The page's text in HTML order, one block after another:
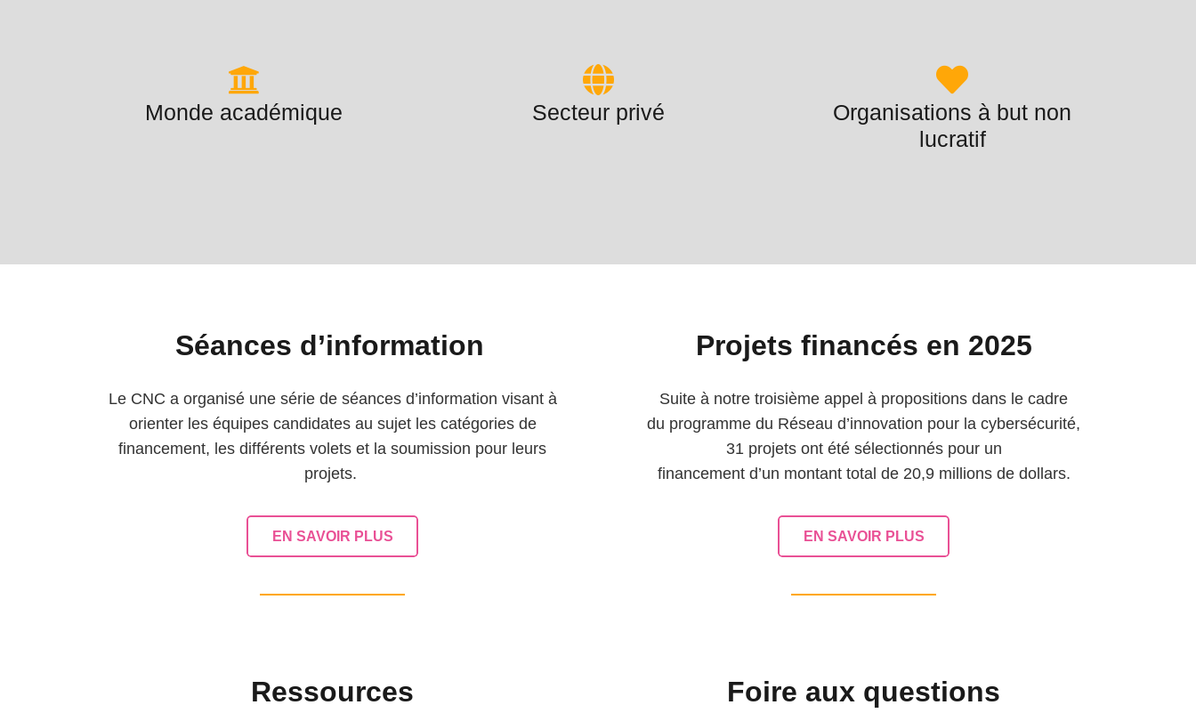
Monde académique Secteur privé
Organisations à but non
lucratif
Séances d’information
Le CNC a organisé une série de séances d’information visant à
orienter les équipes candidates au sujet les catégories de
financement, les différents volets et la soumission pour leurs
projets.
EN SAVOIR PLUS
Ressources
Projets financés en 2025
Suite à notre troisième appel à propositions dans le cadre
du programme du Réseau d’innovation pour la cybersécurité,
31 projets ont été sélectionnés pour un
financementd’un montanttotal de 20,9 millionsde dollars.
EN SAVOIR PLUS
Foire aux questions